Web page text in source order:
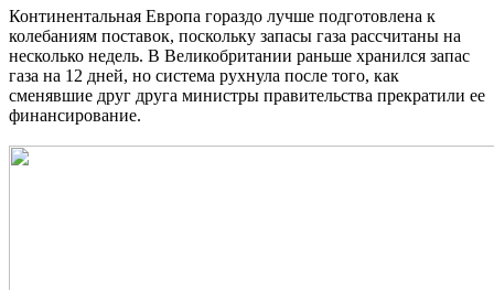
Континентальная Европа гораздо лучше подготовлена к
колебаниям поставок, поскольку запасы газа рассчитаны на
несколько недель. В Великобритании раньше хранился запас
газа на 12 дней, но система рухнула после того, как
сменявшие друг друга министры правительства прекратили ее
финансирование.